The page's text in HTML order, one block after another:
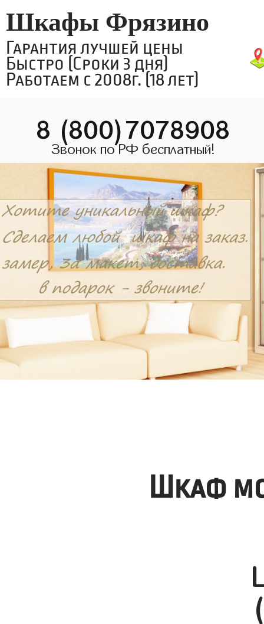
Шкафы Фрязино
Гарантия лучшей цены
Быстро (Сроки 3 дня)
Работаем с 2008г. (18 лет)
8 (800)7078908
Звонок по РФ бесплатный!
Шкаф